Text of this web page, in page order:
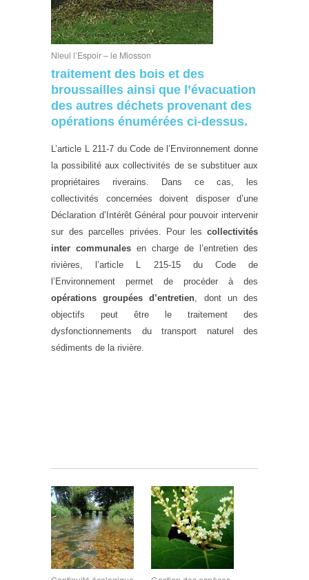
Nieul l’Espoir – le Miosson
traitement des bois et des
broussailles ainsi que l’évacuation
des autres déchets provenant des
opérations énumérées ci-dessus.
L’article L 211-7 du Code de l’Environnement donne
la possibilité aux collectivités de se substituer aux
propriétaires riverains. Dans ce cas, les
collectivités concernées doivent disposer d’une
Déclaration d’Intérêt Général pour pouvoir intervenir
sur des parcelles privées. Pour les collectivités
inter communales en charge de l’entretien des
rivières, l’article L 215-15 du Code de
l’Environnement permet de procéder à des
opérations groupées d’entretien , dont un des
objectifs peut être le traitement des
dysfonctionnements du transport naturel des
sédiments de la rivière.